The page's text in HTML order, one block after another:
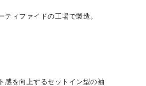
ティファイドの工場で製造。
感を向上するセットイン型の袖